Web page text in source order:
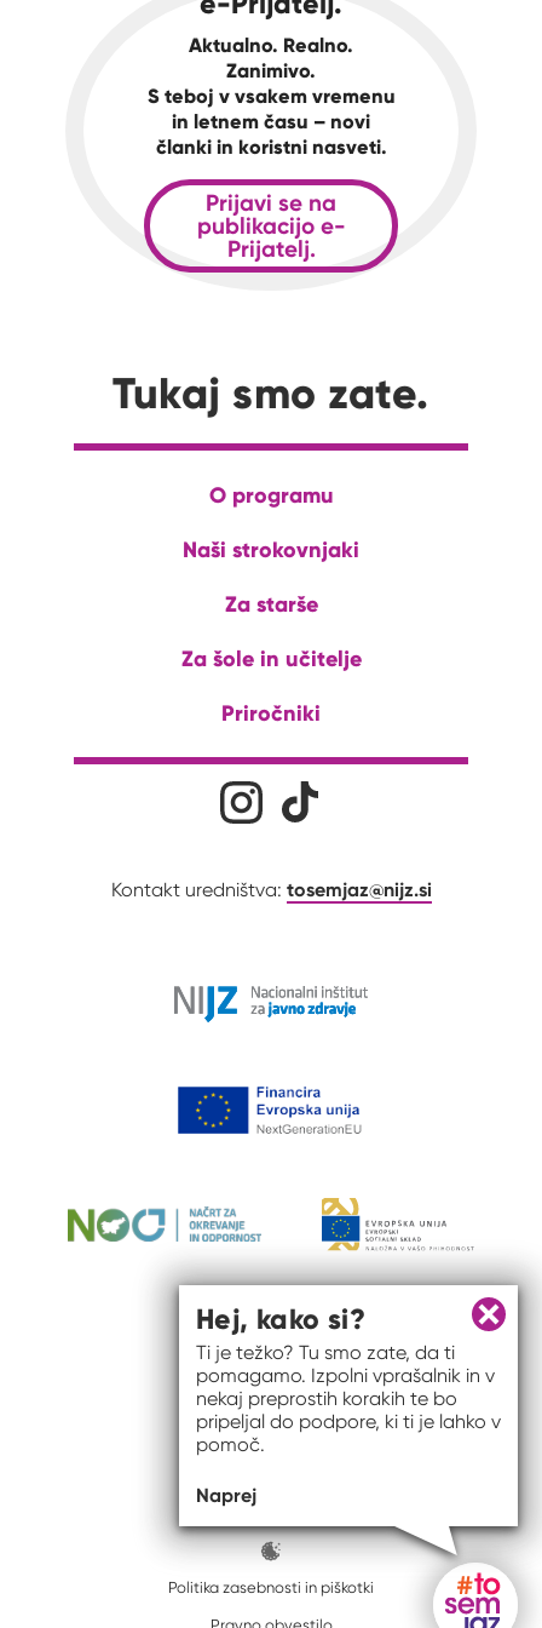
Aktualno. Realno.
Zanimivo.
S teboj v vsakem vremenu
in letnem času – novi
članki in koristni nasveti.
Prijavi se na
publikacijo e-
Prijatelj.
Tukaj smo zate.
O programu
Naši strokovnjaki
Za starše
Za šole in učitelje
Priročniki
Družabna omrežja
Kontakt uredništva: tosemjaz@nijz.si
ISSN spletišča: 2820-5960
Politika zasebnosti in piškotki
Zapri
Hej, kako si?
Ti je težko? Tu smo zate, da ti
pomagamo. Izpolni vprašalnik in v
nekaj preprostih korakih te bo
pripeljal do podpore, ki ti je lahko v
pomoč.
Naprej